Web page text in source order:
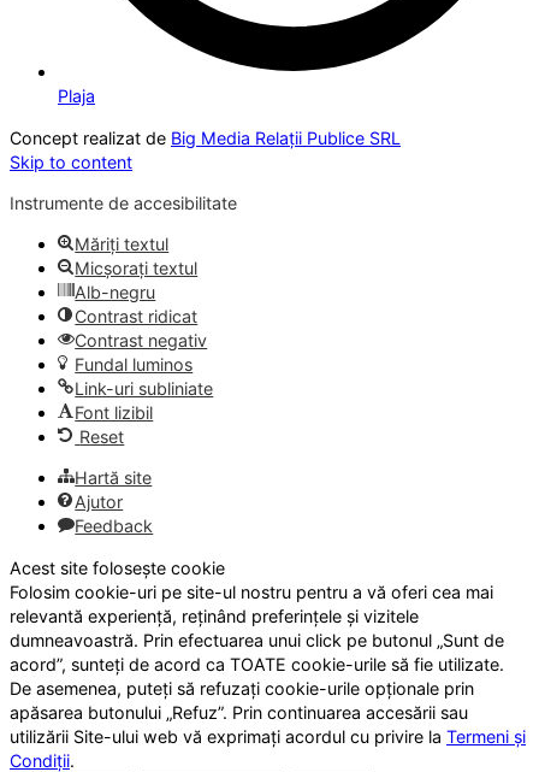
Plaja
Concept realizat de Big Media Relații Publice SRL
Skip to content
Instrumente de accesibilitate
Măriți textul
Micșorați textul
Alb-negru
Contrast ridicat
Contrast negativ
Fundal luminos
Link-uri subliniate
Font lizibil
Reset
Hartă site
Ajutor
Feedback
Acest site folosește cookie
Folosim cookie-uri pe site-ul nostru pentru a vă oferi cea mai
relevantă experiență, reținând preferințele și vizitele
dumneavoastră. Prin efectuarea unui click pe butonul „Sunt de
acord”, sunteți de acord ca TOATE cookie-urile să fie utilizate.
De asemenea, puteți să refuzați cookie-urile opționale prin
apăsarea butonului „Refuz”. Prin continuarea accesării sau
utilizării Site-ului web vă exprimați acordul cu privire la Termeni și
Condiții.